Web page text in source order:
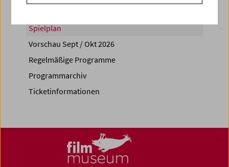
Spielplan
Vorschau Sept / Okt 2026
Regelmäßige Programme
Programmarchiv
Ticketinformationen